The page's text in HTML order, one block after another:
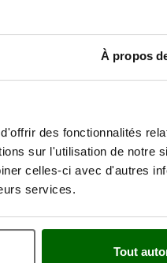
À propos
des fonctionnalités
sur l'utilisation de notre
celles-ci avec d'autres
services.
Tout